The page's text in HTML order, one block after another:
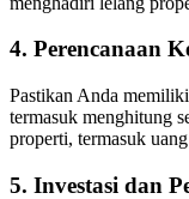
4. Perencanaan
Pastikan Anda
termasuk menghitung
properti, termasuk
5. Investasi dan